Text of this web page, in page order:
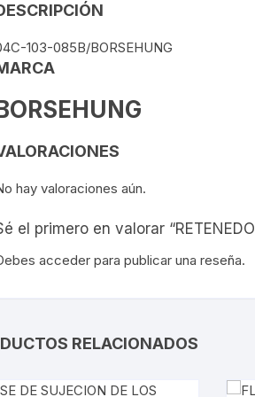
VIRTUS
103-085B/BORSEHUNG
hay valoraciones aún.
el primero en valorar
acceder para publicar una reseña.
RELACIONADOS